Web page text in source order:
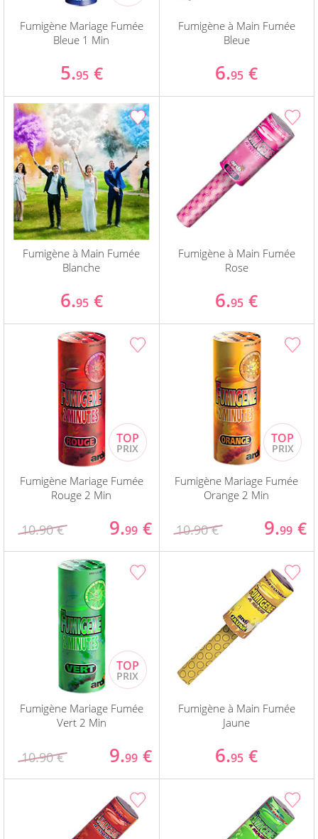
Fumigène Mariage Fumée
Bleue 1 Min
5.95 €
Fumigène à Main Fumée
Bleue
6.95 €
Fumigène à Main Fumée
Blanche
6.95 €
Fumigène à Main Fumée
Rose
6.95 €
Fumigène Mariage Fumée
Rouge 2 Min
10.90 € 9.99 €
Fumigène Mariage Fumée
Orange 2 Min
10.90 € 9.99 €
Fumigène Mariage Fumée
Vert 2 Min
10.90 € 9.99 €
Fumigène à Main Fumée
Jaune
6.95 €